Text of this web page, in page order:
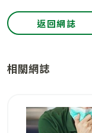
返回網誌
相關網誌